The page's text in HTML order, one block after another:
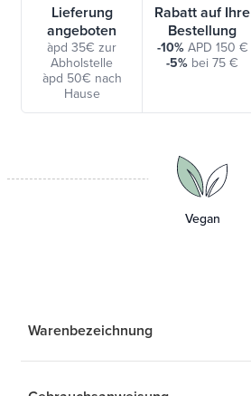
Lieferung
angeboten
àpd 35€ zur
Abholstelle
àpd 50€ nach
Hause
Rabatt auf Ihre
Bestellung
-10%APD 150 €
-5% bei 75 €
Vegan
Warenbezeichnung